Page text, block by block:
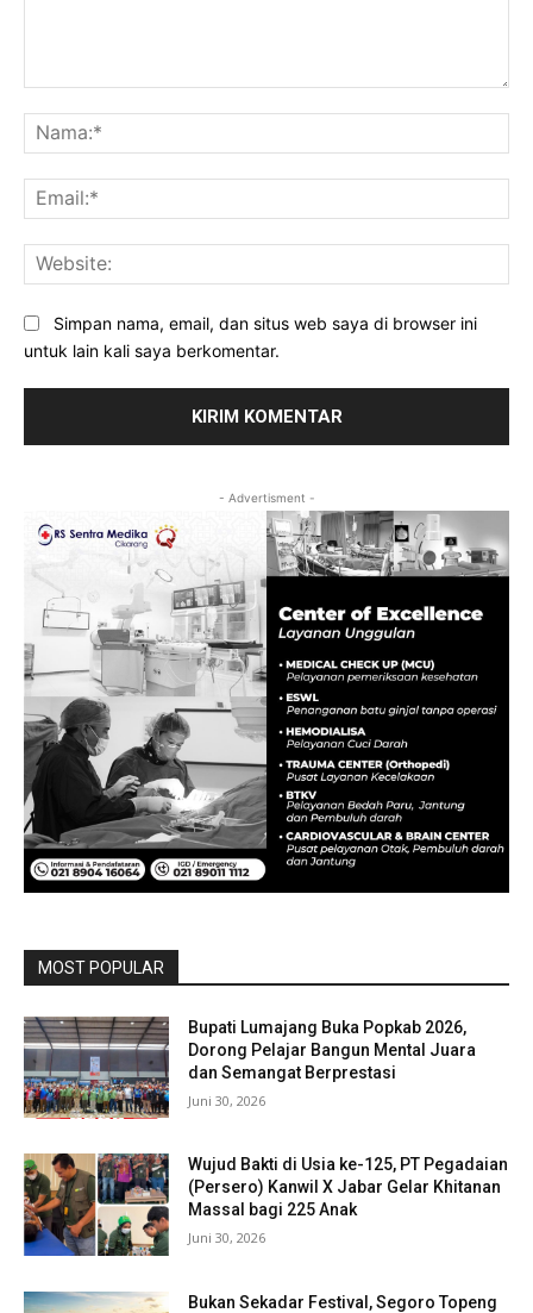
Simpan nama, email, dan situs web saya di browser ini
untuk lain kali saya berkomentar.
- Advertisment -
MOST POPULAR
Bupati Lumajang Buka Popkab 2026,
Dorong Pelajar Bangun Mental Juara
dan Semangat Berprestasi
Juni 30, 2026
Wujud Bakti di Usia ke-125, PT Pegadaian
(Persero) Kanwil X Jabar Gelar Khitanan
Massal bagi 225 Anak
Juni 30, 2026
Bukan Sekadar Festival, Segoro Topeng